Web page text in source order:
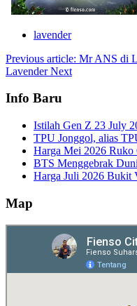
lavender
Previous article: Mr ANS di
LavenderNext
Info Baru
Istilah Gen Z 23 July
TPU Jonggol, alias
Harga Mei 2026
BTS Menggebrak
Harga Juli 2026 Bukit
Map